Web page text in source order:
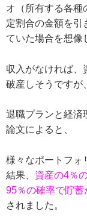
オ（所有する各種
定割合の金額を引
ていた場合を想像
収入がなければ、
破産しそうですが
退職プランと経済
論文によると、
様々なポートフォ
結果、 資産の4％
95％の確率で貯
されました。